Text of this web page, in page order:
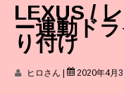
LEXUS /
ー連動ド
り付け
ヒロさん 2020年4月3